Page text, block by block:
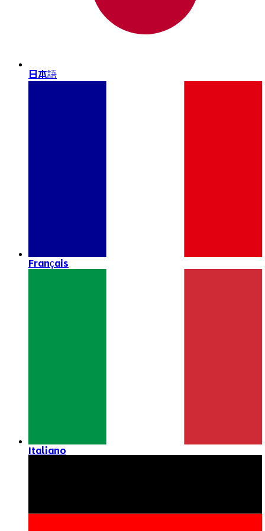
日本語
Français
Italiano